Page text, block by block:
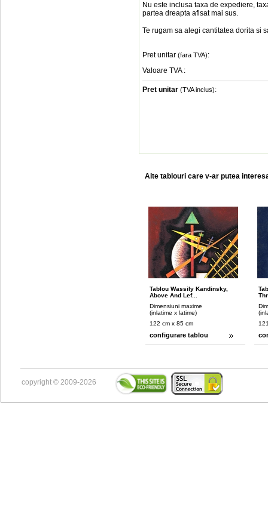
Nu este inclusa taxa de expediere,
partea dreapta afisat mai sus.
Te rugam sa alegi cantitatea dorita si
Pret unitar (fara TVA):
Valoare TVA :
Pret unitar (TVA inclus):
Alte tablouri care v-ar putea
Tablou Wassily Kandinsky,
Above And Lef...
Dimensiuni maxime
(inlatime x latime)
122 cm x 85 cm
configurare tablou
copyright © 2009-2026